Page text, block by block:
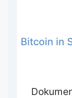
Bitcoin in